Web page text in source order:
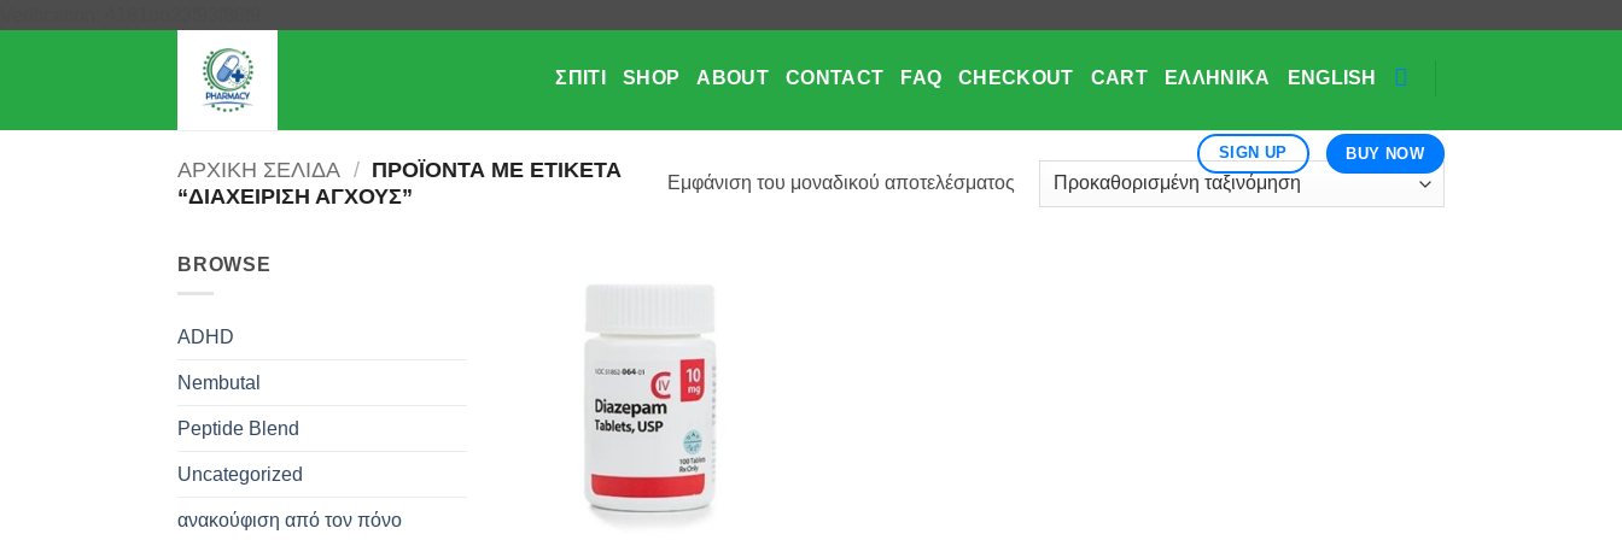
ΣΠΊΤΙ SHOP ABOUT CONTACT FAQ CHECKOUT CART ΕΛΛΗΝΙΚΆ ENGLISH
SIGN UP BUY NOW
ΑΡΧΙΚΉ ΣΕΛΊΔΑ / ΠΡΟΪΌΝΤΑ ΜΕ ΕΤΙΚΈΤΑ
“ΔΙΑΧΕΊΡΙΣΗ ΆΓΧΟΥΣ”
Εμφάνιση του μοναδικού αποτελέσματος
BROWSE
ADHD
Nembutal
Peptide Blend
Uncategorized
ανακούφιση από τον πόνο